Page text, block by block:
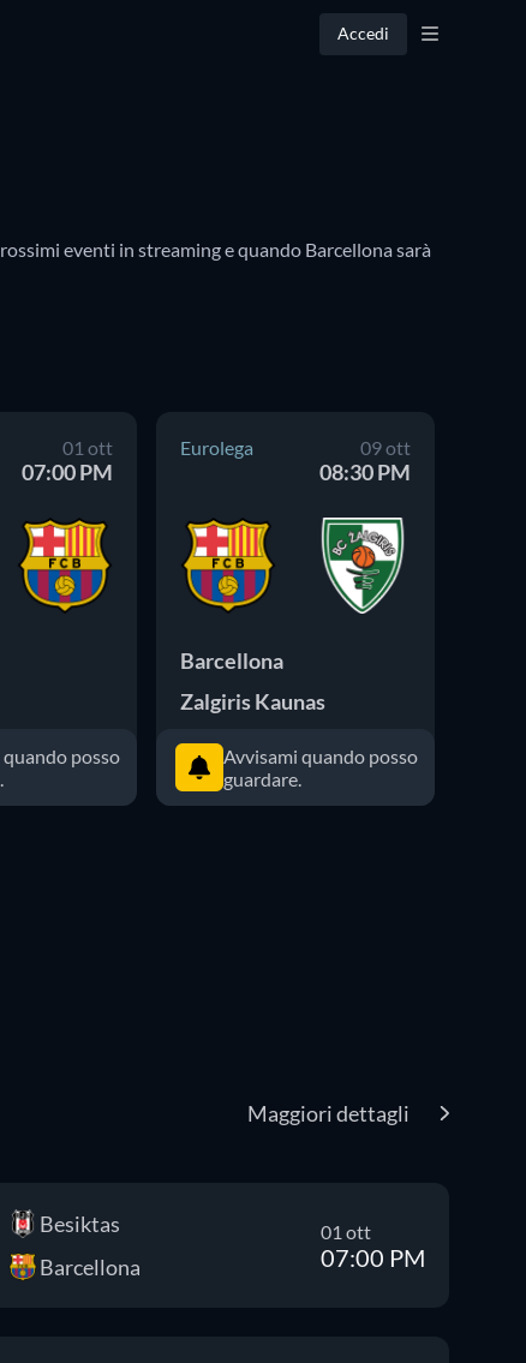
Accedi
eventi in streaming e quando Barcellona sarà
01 ott
07:00 PM
posso
Eurolega 09 ott
08:30 PM
Barcellona
Zalgiris Kaunas
Avvisami quando posso
guardare.
Maggiori dettagli
Besiktas
Barcellona
01 ott
07:00 PM